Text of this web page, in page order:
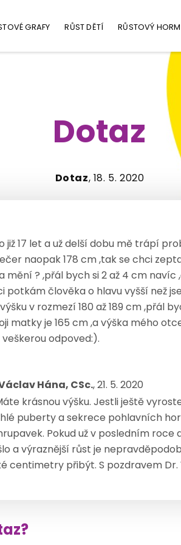
GRAFY RŮST DĚTÍ RŮSTOVÝ
Dotaz
Dotaz, 18. 5. 2020
již 17 let a už delší dobu mě trápí
naopak 178 cm ,tak se chci
? ,přál bych si 2 až 4 cm navíc
potkám člověka o hlavu vyšší než
v rozmezí 180 až 189 cm ,přál
matky je 165 cm ,a výška mého
odpoved:).
Hána, CSc., 21. 5. 2020
krásnou výšku. Jestli ještě
puberty a sekrece pohlavních
Pokud už v posledním
a výraznější růst je
centimetry přibýt. S pozdravem Dr.